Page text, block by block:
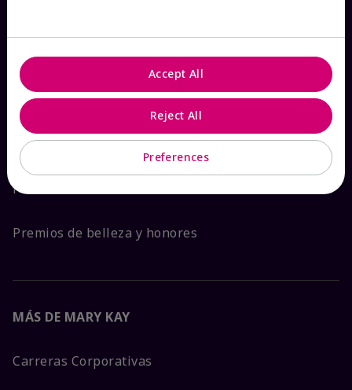
Garantía de Satisfacción
Sobre Mary Kay
Sostenibilidad
Promesa De Producto
Premios de belleza y honores
MÁS DE MARY KAY
Carreras Corporativas
Preferences
Reject All
Accept All